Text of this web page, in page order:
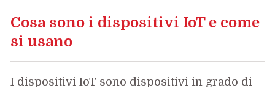
Cosa sono i dispositivi IoT e come
si usano
I dispositivi IoT sono dispositivi in grado di